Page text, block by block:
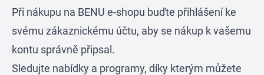
Při nákupu na BENU e-shopu buďte přihlášení ke
svému zákaznickému účtu, aby se nákup k vašemu
kontu správně připsal.
Sledujte nabídky a programy, díky kterým můžete